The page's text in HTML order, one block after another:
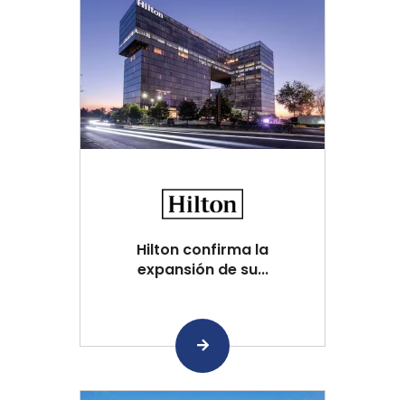
Hilton confirma la
expansión de su...